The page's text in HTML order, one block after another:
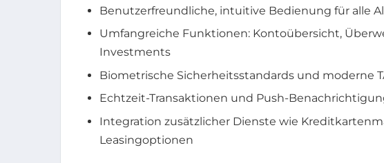
Benutzerfreundliche, intuitive Bedienung für alle
Umfangreiche Funktionen: Kontoübersicht,
Investments
Biometrische Sicherheitsstandards und moderne
Echtzeit-Transaktionen und Push-
Integration zusätzlicher Dienste wie
Leasingoptionen